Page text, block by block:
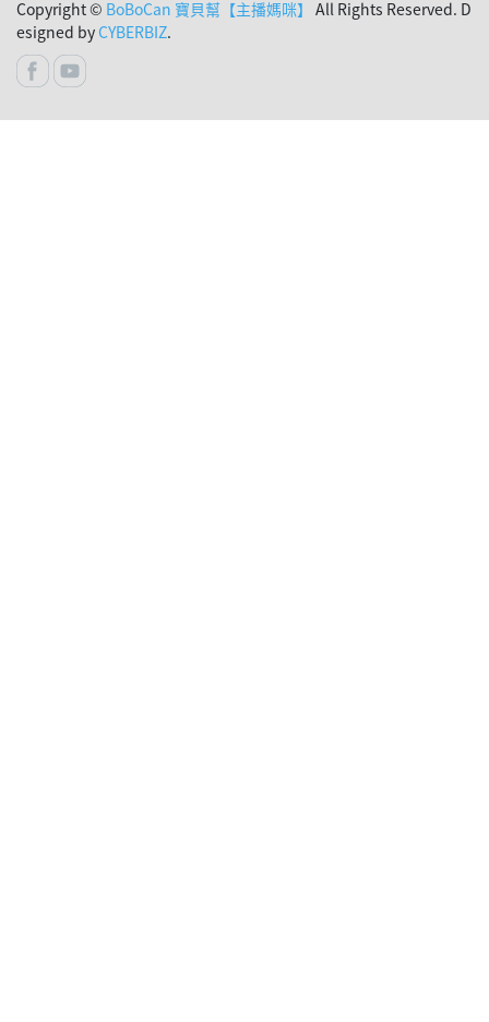
Copyright © BoBoCan 寶貝幫【主播媽咪】 All Rights Reserved. D
esigned byCYBERBIZ.